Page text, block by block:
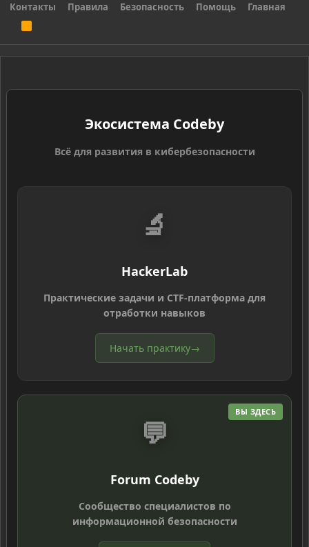
Контакты
Правила Безопасность Помощь Главная
S
Экосистема Codeby
Всё для развития в кибербезопасности
🔬
HackerLab
Практические задачи и CTF-платформа для
отработки навыков
Начать практику→
ВЫ ЗДЕСЬ
💬
Forum Codeby
Сообщество специалистов по
информационной безопасности